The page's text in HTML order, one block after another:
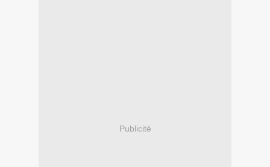
Publicité